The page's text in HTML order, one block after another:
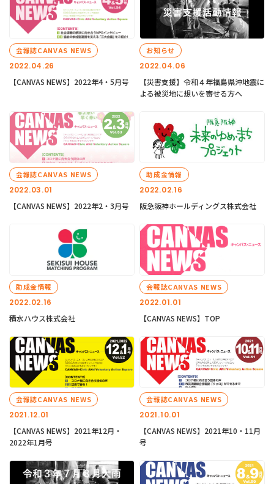
2022.04.26
会報誌CANVAS NEWS
【CANVAS NEWS】2022年4・5月号
2022.04.06
お知らせ
【災害支援】令和４年福島県沖地震に
よる被災地に想いを寄せる方へ
2022.03.01
会報誌CANVAS NEWS
【CANVAS NEWS】2022年2・3月号
2022.02.16
助成金情報
阪急阪神ホールディングス株式会社
2022.02.16
助成金情報
積水ハウス株式会社
2022.01.01
会報誌CANVAS NEWS
【CANVAS NEWS】TOP
2021.12.01
会報誌CANVAS NEWS
【CANVAS NEWS】2021年12月・
2022年1月号
2021.10.01
会報誌CANVAS NEWS
【CANVAS NEWS】2021年10・11月
号